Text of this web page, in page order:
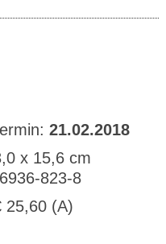
21.02.2018
x 15,6 cm
823-8
25,60 (A)